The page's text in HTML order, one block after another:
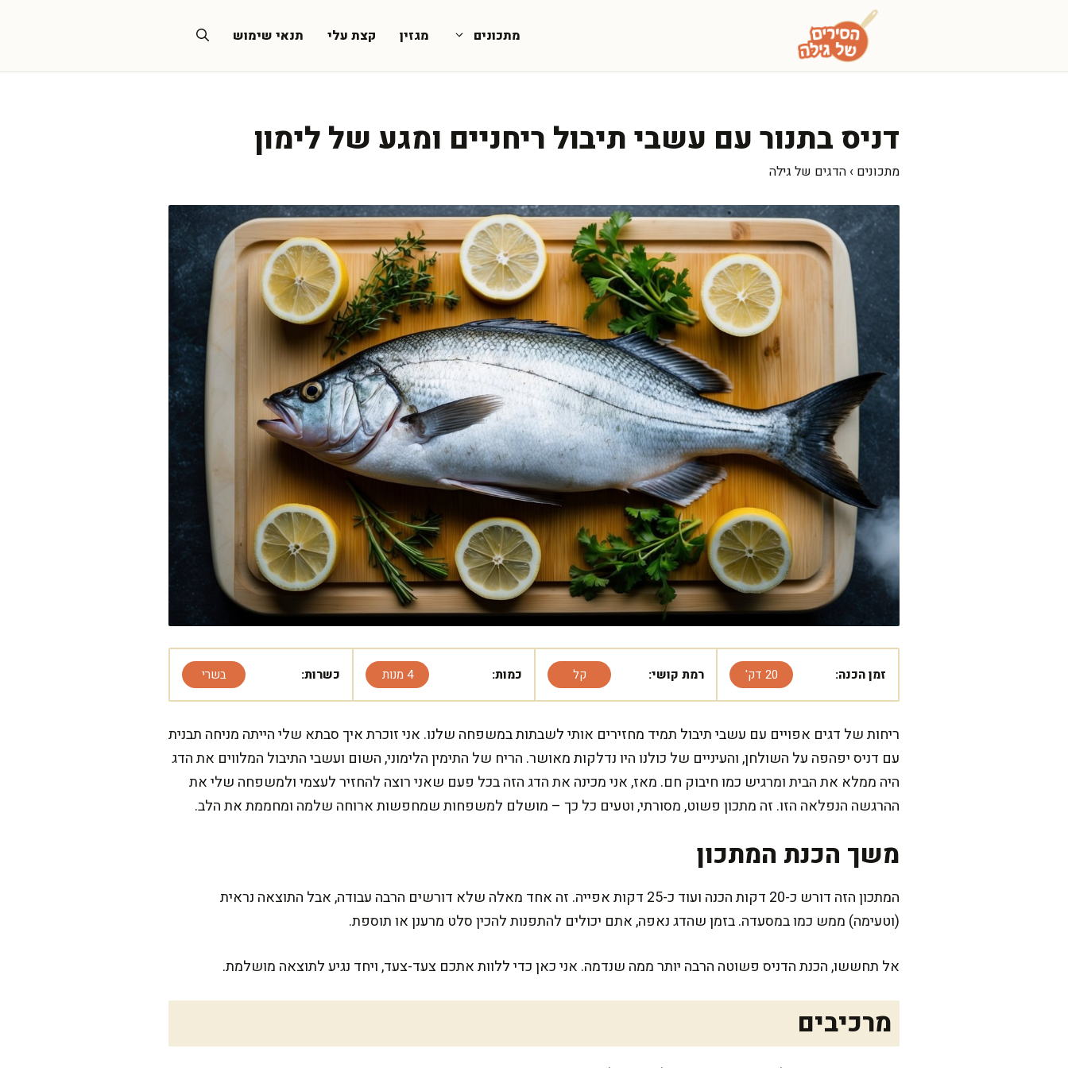
מתכונים מגזין קצת עלי תנאי שימוש
דניס בתנור עם עשבי תיבול ריחניים ומגע של לימון
מתכונים › הדגים של גילה
זמן הכנה: 20 דק' רמת קושי: קל כמות: 4 מנות כשרות: בשרי
ריחות של דגים אפויים עם עשבי תיבול תמיד מחזירים אותי לשבתות במשפחה שלנו. אני זוכרת איך סבתא שלי הייתה מניחה תבנית
עם דניס יפהפה על השולחן, והעיניים של כולנו היו נדלקות מאושר. הריח של התימין הלימוני, השום ועשבי התיבול המלווים את הדג
היה ממלא את הבית ומרגיש כמו חיבוק חם. מאז, אני מכינה את הדג הזה בכל פעם שאני רוצה להחזיר לעצמי ולמשפחה שלי את
ההרגשה הנפלאה הזו. זה מתכון פשוט, מסורתי, וטעים כל כך – מושלם למשפחות שמחפשות ארוחה שלמה ומחממת את הלב.
משך הכנת המתכון
המתכון הזה דורש כ-20 דקות הכנה ועוד כ-25 דקות אפייה. זה אחד מאלה שלא דורשים הרבה עבודה, אבל התוצאה נראית
(וטעימה) ממש כמו במסעדה. בזמן שהדג נאפה, אתם יכולים להתפנות להכין סלט מרענן או תוספת.
אל תחששו, הכנת הדניס פשוטה הרבה יותר ממה שנדמה. אני כאן כדי ללוות אתכם צעד-צעד, ויחד נגיע לתוצאה מושלמת.
מרכיבים